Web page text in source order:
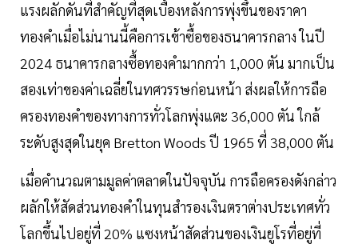
แรงผลักดันที่สำคัญที่สุดเบื้องหลังการพุ่งขึ้นของราคา
ทองคำเมื่อไม่นานนี้คือการเข้าซื้อของธนาคารกลาง ในปี
2024 ธนาคารกลางซื้อทองคำมากกว่า 1,000 ตัน มากเป็น
สองเท่าของค่าเฉลี่ยในทศวรรษก่อนหน้า ส่งผลให้การถือ
ครองทองคำของทางการทั่วโลกพุ่งแตะ 36,000 ตัน ใกล้
ระดับสูงสุดในยุค Bretton Woods ปี 1965 ที่ 38,000 ตัน
เมื่อคำนวณตามมูลค่าตลาดในปัจจุบัน การถือครองดังกล่าว
ผลักให้สัดส่วนทองคำในทุนสำรองเงินตราต่างประเทศทั่ว
โลกขึ้นไปอยู่ที่ 20% แซงหน้าสัดส่วนของเงินยูโรที่อยู่ที่